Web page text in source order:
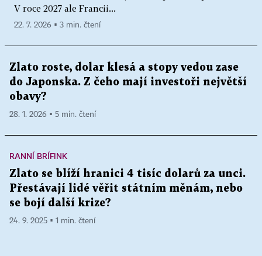
V roce 2027 ale Francii...
22. 7. 2026 ▪ 3 min. čtení
Zlato roste, dolar klesá a stopy vedou zase
do Japonska. Z čeho mají investoři největší
obavy?
28. 1. 2026 ▪ 5 min. čtení
RANNÍ BRÍFINK
Zlato se blíží hranici 4 tisíc dolarů za unci.
Přestávají lidé věřit státním měnám, nebo
se bojí další krize?
24. 9. 2025 ▪ 1 min. čtení